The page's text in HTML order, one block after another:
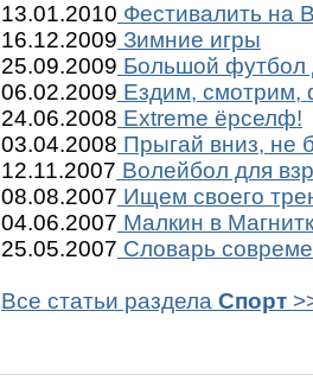
13.01.2010 Фестивалить на
16.12.2009 Зимние игры
25.09.2009 Большой футбол
06.02.2009 Ездим, смотрим,
24.06.2008 Extreme ёрселф!
03.04.2008 Прыгай вниз, не
12.11.2007 Волейбол для
08.08.2007 Ищем своего
04.06.2007 Малкин в
25.05.2007 Словарь
Все статьи раздела Спорт